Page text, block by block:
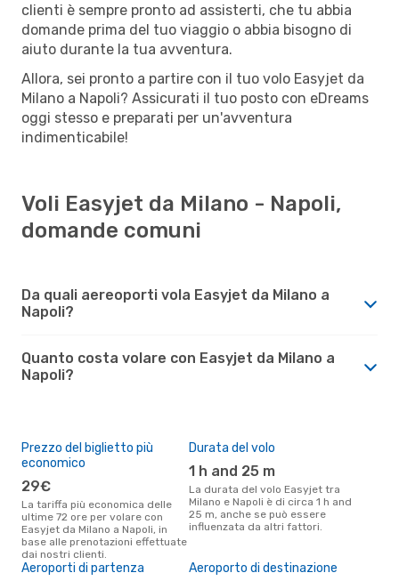
clienti è sempre pronto ad assisterti, che tu abbia
domande prima del tuo viaggio o abbia bisogno di
aiuto durante la tua avventura.
Allora, sei pronto a partire con il tuo volo Easyjet da
Milano a Napoli? Assicurati il tuo posto con eDreams
oggi stesso e preparati per un'avventura
indimenticabile!
Voli Easyjet da Milano - Napoli,
domande comuni
Da quali aereoporti vola Easyjet da Milano a
Napoli?
Quanto costa volare con Easyjet da Milano a
Napoli?
Prezzo del biglietto più
economico
29€
La tariffa più economica delle
ultime 72 ore per volare con
Easyjet da Milano a Napoli, in
base alle prenotazioni effettuate
dai nostri clienti.
Durata del volo
1 h and 25 m
La durata del volo Easyjet tra
Milano e Napoli è di circa 1 h and
25 m, anche se può essere
influenzata da altri fattori.
Aeroporti di partenza Aeroporto di destinazione